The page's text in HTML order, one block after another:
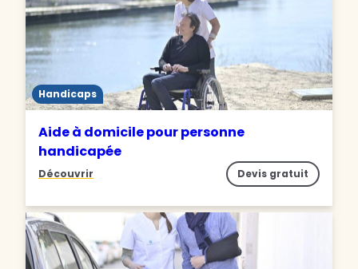
Handicaps
Aide à domicile pour personne
handicapée
Découvrir Devis gratuit